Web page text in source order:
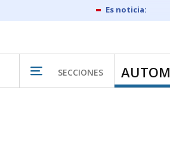
SECCIONES